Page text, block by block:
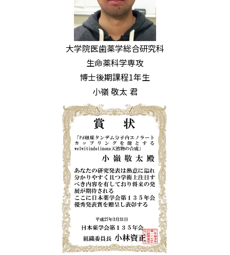
大学院医歯薬学総合研究科
生命薬科学専攻
博士後期課程1年生
小嶺 敬太 君